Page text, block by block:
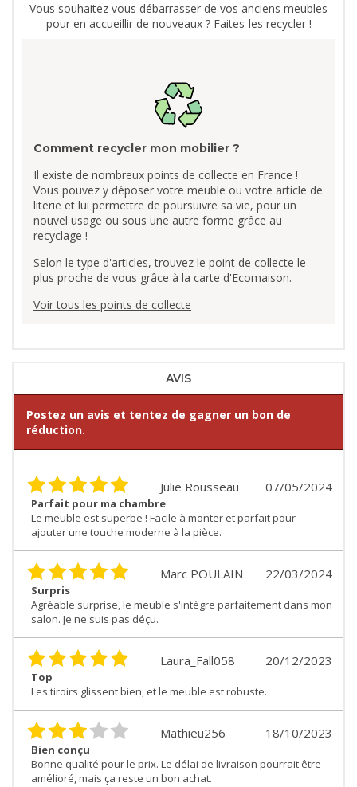
Vous souhaitez vous débarrasser de vos anciens meubles
pour en accueillir de nouveaux ? Faites-les recycler !
Comment recycler mon mobilier ?
Il existe de nombreux points de collecte en France !
Vous pouvez y déposer votre meuble ou votre article de
literie et lui permettre de poursuivre sa vie, pour un
nouvel usage ou sous une autre forme grâce au
recyclage !
Selon le type d'articles, trouvez le point de collecte le
plus proche de vous grâce à la carte d'Ecomaison.
Voir tous les points de collecte
AVIS
Postez un avis et tentez de gagner un bon de
réduction.
07/05/2024
Julie Rousseau
Parfait pour ma chambre
Le meuble est superbe ! Facile à monter et parfait pour
ajouter une touche moderne à la pièce.
22/03/2024
Marc POULAIN
Surpris
Agréable surprise, le meuble s'intègre parfaitement dans mon
salon. Je ne suis pas déçu.
20/12/2023
Laura_Fall058
Top
Les tiroirs glissent bien, et le meuble est robuste.
18/10/2023
Mathieu256
Bien conçu
Bonne qualité pour le prix. Le délai de livraison pourrait être
amélioré, mais ça reste un bon achat.